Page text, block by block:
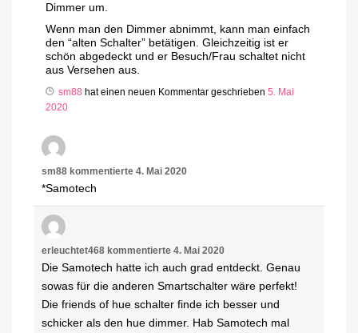
Dimmer um.
Wenn man den Dimmer abnimmt, kann man einfach
den “alten Schalter” betätigen. Gleichzeitig ist er
schön abgedeckt und er Besuch/Frau schaltet nicht
aus Versehen aus.
sm88 hat einen neuen Kommentar geschrieben 5. Mai
2020
sm88 kommentierte 4. Mai 2020
*Samotech
erleuchtet468 kommentierte 4. Mai 2020
Die Samotech hatte ich auch grad entdeckt. Genau
sowas für die anderen Smartschalter wäre perfekt!
Die friends of hue schalter finde ich besser und
schicker als den hue dimmer. Hab Samotech mal